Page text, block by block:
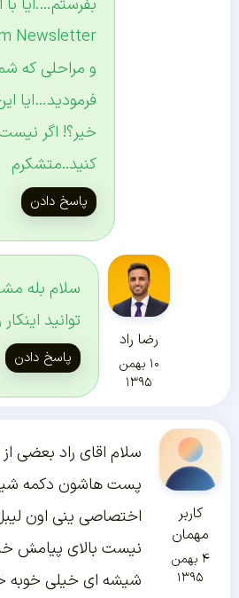
بفرستم….ایا با
Newsletter
و مراحلی که
فرمودید…ایا
خیر؟! اگر
کنید..متشکرم
پاسخ دادن
رضا راد
۱۰ بهمن
۱۳۹۵
سلام بله
توانید
پاسخ دادن
کاربر
مهمان
۴ بهمن
۱۳۹۵
سلام اقای راد بعضی
پست هاشون دکمه
اختصاصی ینی اون
نیست بالای پیامش
شیشه ای خیلی خوبه